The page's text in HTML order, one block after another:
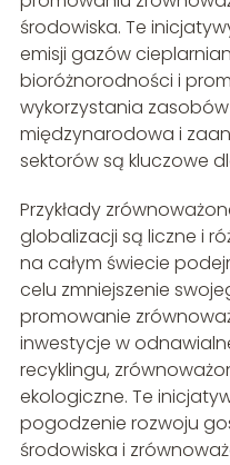
środowiska. Te
emisji gazów
bioróżnorodności i
wykorzystania
międzynarodowa i
sektorów są kluczowe
Przykłady
globalizacji są liczne i
na całym świecie
celu zmniejszenie
promowanie
inwestycje w
recyklingu,
ekologiczne. Te
pogodzenie rozwoju
środowiska i